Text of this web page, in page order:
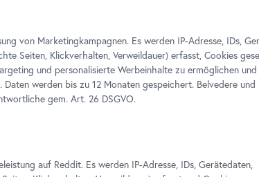
von Marketingkampagnen. Es werden IP-Adresse, IDs,
Seiten, Klickverhalten, Verweildauer) erfasst, Cookies
und personalisierte Werbeinhalte zu ermöglichen
Daten werden bis zu 12 Monaten gespeichert. Belvedere und
gem. Art. 26 DSGVO.
auf Reddit. Es werden IP-Adresse, IDs, Gerätedaten,